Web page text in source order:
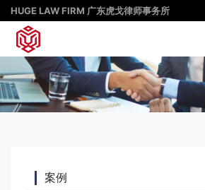
HUGE LAW FIRM 广东虎戈律师事务所
案例